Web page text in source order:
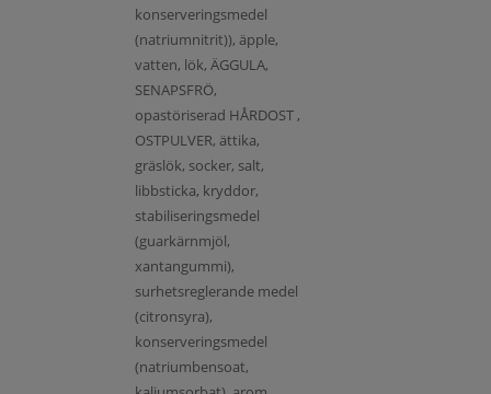
konserveringsmedel
(natriumnitrit)), äpple,
vatten, lök, ÄGGULA,
SENAPSFRÖ,
opastöriserad HÅRDOST ,
OSTPULVER, ättika,
gräslök, socker, salt,
libbsticka, kryddor,
stabiliseringsmedel
(guarkärnmjöl,
xantangummi),
surhetsreglerande medel
(citronsyra),
konserveringsmedel
(natriumbensoat,